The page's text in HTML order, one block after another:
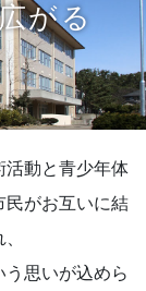
がる
活動と青少年体
民がお互いに結
思いが込めら